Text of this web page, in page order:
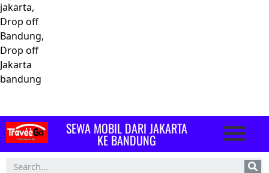
jakarta,
Drop off
Bandung,
Drop off
Jakarta
bandung
SEWA MOBIL DARI JAKARTA
KE BANDUNG